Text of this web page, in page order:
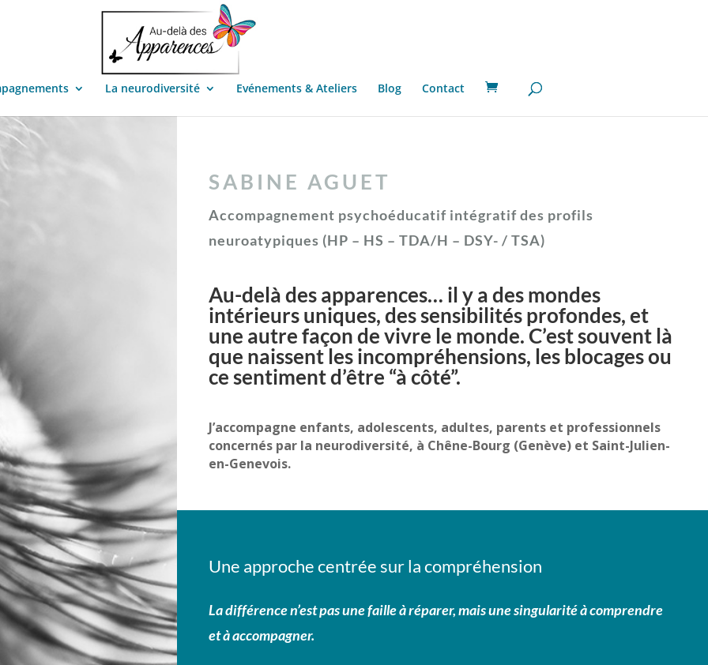
La neurodiversité Evénements & Ateliers Blog Contact
SABINE AGUET
Accompagnement psychoéducatif intégratif des profils
neuroatypiques (HP – HS – TDA/H – DSY- / TSA)
Au-delà des apparences… il y a des mondes
intérieurs uniques, des sensibilités profondes, et
une autre façon de vivre le monde. C’est souvent là
que naissent les incompréhensions, les blocages ou
ce sentiment d’être “à côté”.
J’accompagne enfants, adolescents, adultes, parents et professionnels
concernés par la neurodiversité, à Chêne-Bourg (Genève) et Saint-Julien-
en-Genevois.
Une approche centrée sur la compréhension
La différence n’est pas une faille à réparer, mais une singularité à comprendre
et à accompagner.